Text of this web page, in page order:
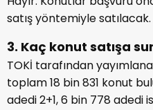
satış yöntemiyle satılacak.
3. Kaç konut satışa
TOKİ tarafından
toplam 18 bin 831 konut
adedi 2+1, 6 bin 778 adedi